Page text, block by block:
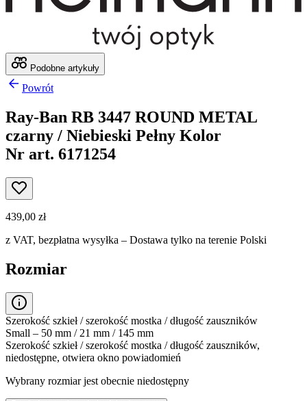
Podobne artykuły
Powrót
Ray-Ban RB 3447 ROUND METAL
czarny / Niebieski Pełny Kolor
Nr art. 6171254
439,00 zł
z VAT, bezpłatna wysyłka – Dostawa tylko na terenie Polski
Rozmiar
Szerokość szkieł / szerokość mostka / długość zauszników
Small – 50 mm / 21 mm / 145 mm
Szerokość szkieł / szerokość mostka / długość zauszników,
niedostępne, otwiera okno powiadomień
Wybrany rozmiar jest obecnie niedostępny